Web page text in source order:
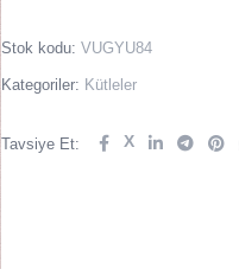
Stok kodu: VUGYU84
Kategoriler: Kütleler
Tavsiye Et: X